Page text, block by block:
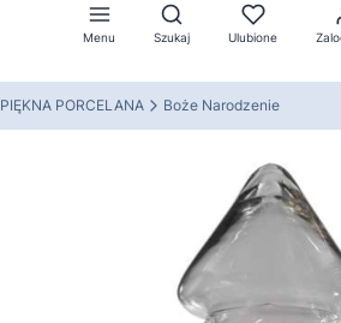
Menu
Otwórz wyszukiwarkę
Szukaj Ulubione
PIĘKNA PORCELANA Boże Narodzenie